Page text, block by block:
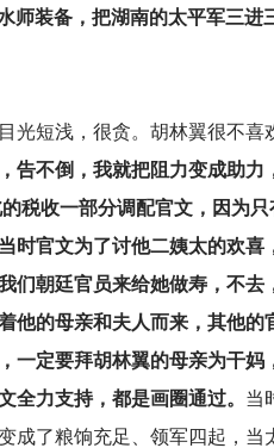
装备，把湖南的太平军三进
光短浅，很贪。胡林翼很不喜
不倒，我就把阻力变成助力
税收一部分调配官文，因为
时官文为了讨他二姨太的欢喜
们朝廷官员来给她做寿，不去
他的母亲和夫人而来，其他的
一定要拜胡林翼的母亲为干妈
全力支持，都是画圈通过。 当
成了粮饷充足、领军四起，当